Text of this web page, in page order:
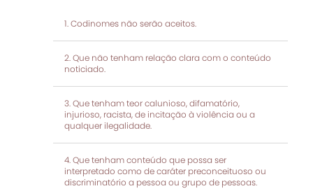
Codinomes não serão aceitos.
Que não tenham relação clara com o conteúdo
noticiado.
Que tenham teor calunioso, difamatório,
injurioso, racista, de incitação à violência ou a
qualquer ilegalidade.
Que tenham conteúdo que possa ser
interpretado como de caráter preconceituoso ou
discriminatório a pessoa ou grupo de pessoas.